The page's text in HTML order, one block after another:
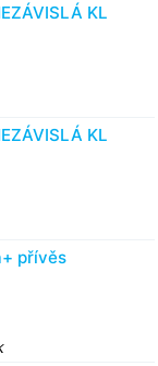
KL
KL
přívěs